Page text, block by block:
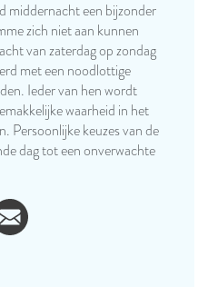
middernacht een bijzonder
zich niet aan kunnen
van zaterdag op zondag
met een noodlottige
Ieder van hen wordt
waarheid in het
Persoonlijke keuzes van de
dag tot een onverwachte